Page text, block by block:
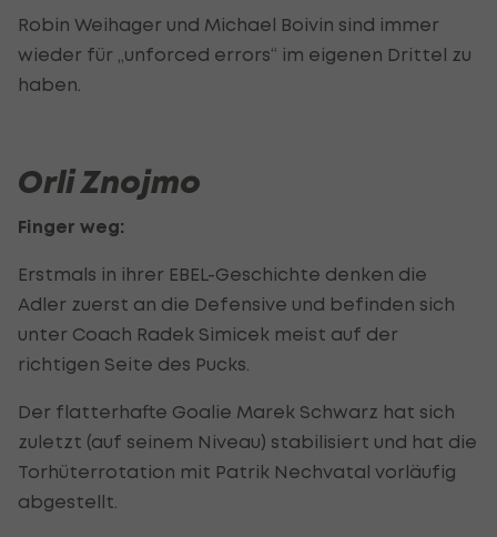
Robin Weihager und Michael Boivin sind immer
wieder für „unforced errors“ im eigenen Drittel zu
haben.
Orli Znojmo
Finger weg:
Erstmals in ihrer EBEL-Geschichte denken die
Adler zuerst an die Defensive und befinden sich
unter Coach Radek Simicek meist auf der
richtigen Seite des Pucks.
Der flatterhafte Goalie Marek Schwarz hat sich
zuletzt (auf seinem Niveau) stabilisiert und hat die
Torhüterrotation mit Patrik Nechvatal vorläufig
abgestellt.